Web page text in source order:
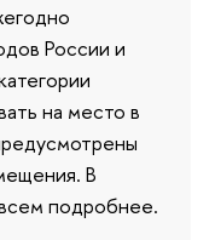
России и
на место в
В
подробнее.